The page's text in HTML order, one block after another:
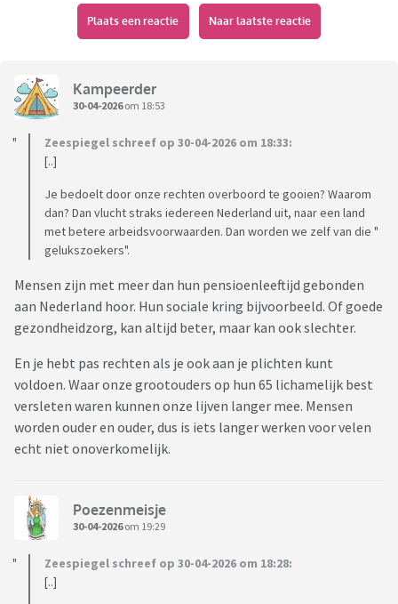
Plaats een reactie Naar laatste reactie
Kampeerder
30-04-2026om 18:53
Zeespiegel schreef op 30-04-2026 om 18:33:
[..]
Je bedoelt door onze rechten overboord te gooien? Waarom
dan? Dan vlucht straks iedereen Nederland uit, naar een land
met betere arbeidsvoorwaarden. Dan worden we zelf van die "
gelukszoekers".
Mensen zijn met meer dan hun pensioenleeftijd gebonden
aan Nederland hoor. Hun sociale kring bijvoorbeeld. Of goede
gezondheidzorg, kan altijd beter, maar kan ook slechter.
En je hebt pas rechten als je ook aan je plichten kunt
voldoen. Waar onze grootouders op hun 65 lichamelijk best
versleten waren kunnen onze lijven langer mee. Mensen
worden ouder en ouder, dus is iets langer werken voor velen
echt niet onoverkomelijk.
Poezenmeisje
30-04-2026om 19:29
Zeespiegel schreef op 30-04-2026 om 18:28:
[..]